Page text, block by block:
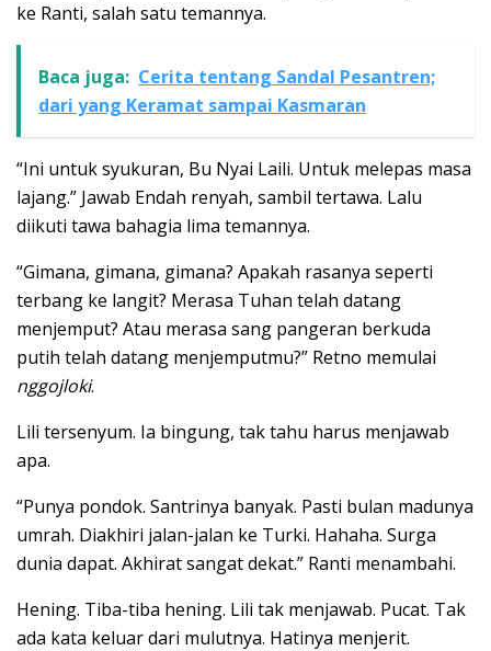
ke Ranti, salah satu temannya.
Baca juga: Cerita tentang Sandal Pesantren;
dari yang Keramat sampai Kasmaran
“Ini untuk syukuran, Bu Nyai Laili. Untuk melepas masa
lajang.” Jawab Endah renyah, sambil tertawa. Lalu
diikuti tawa bahagia lima temannya.
“Gimana, gimana, gimana? Apakah rasanya seperti
terbang ke langit? Merasa Tuhan telah datang
menjemput? Atau merasa sang pangeran berkuda
putih telah datang menjemputmu?” Retno memulai
nggojloki.
Lili tersenyum. Ia bingung, tak tahu harus menjawab
apa.
“Punya pondok. Santrinya banyak. Pasti bulan madunya
umrah. Diakhiri jalan-jalan ke Turki. Hahaha. Surga
dunia dapat. Akhirat sangat dekat.” Ranti menambahi.
Hening. Tiba-tiba hening. Lili tak menjawab. Pucat. Tak
ada kata keluar dari mulutnya. Hatinya menjerit.